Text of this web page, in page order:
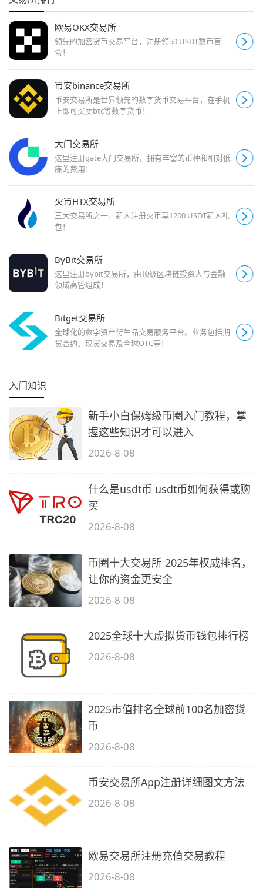
欧易OKX交易所
领先的加密货币交易平台，注册领50 USDT数币盲
盒！
币安binance交易所
币安交易所是世界领先的数字货币交易平台，在手机
上即可买卖btc等数字货币！
大门交易所
这里注册gate大门交易所，拥有丰富的币种和相对低
廉的费用！
火币HTX交易所
三大交易所之一，新人注册火币享1200 USDT新人礼
包！
ByBit交易所
这里注册bybit交易所，由顶级区块链投资人与金融
领域高管组成！
Bitget交易所
全球化的数字资产衍生品交易服务平台。业务包括期
货合约、现货交易及全球OTC等！
入门知识
新手小白保姆级币圈入门教程，掌
握这些知识才可以进入
2026-8-08
什么是usdt币 usdt币如何获得或购
买
2026-8-08
币圈十大交易所 2025年权威排名，
让你的资金更安全
2026-8-08
2025全球十大虚拟货币钱包排行榜
2026-8-08
2025市值排名全球前100名加密货
币
2026-8-08
币安交易所App注册详细图文方法
2026-8-08
欧易交易所注册充值交易教程
2026-8-08